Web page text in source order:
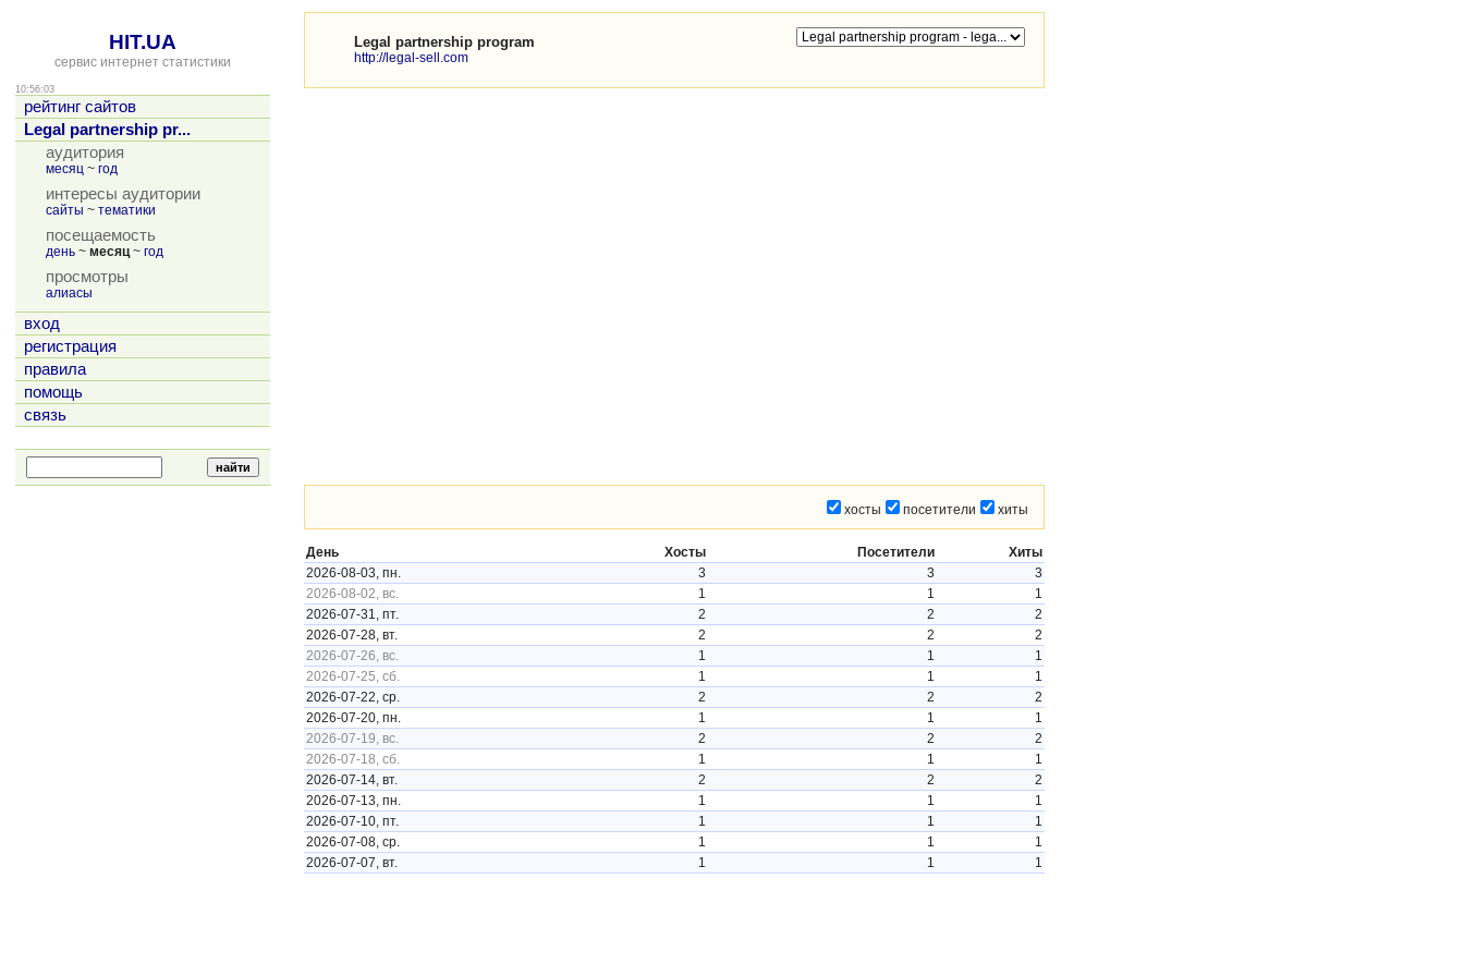
HIT.UA
сервис интернет статистики
10:56:03
рейтинг сайтов
Legal partnership pr...
аудитория
месяц ~ год
интересы аудитории
сайты ~ тематики
посещаемость
день ~ месяц~ год
просмотры
алиасы
вход
регистрация
правила
помощь
связь
Legal partnership program
http://legal-sell.com
хосты посетители хиты
День Хосты Посетители
Хиты
2026-08-03, пн.
3 3
3
2026-08-02, вс.
1 1
1
2026-07-31, пт.
2 2
2
2026-07-28, вт.
2 2
2
2026-07-26, вс.
1 1
1
2026-07-25, сб.
1 1
1
2026-07-22, ср.
2 2
2
2026-07-20, пн.
1 1
1
2026-07-19, вс.
2 2
2
2026-07-18, сб.
1 1
1
2026-07-14, вт.
2 2
2
2026-07-13, пн.
1 1
1
2026-07-10, пт.
1 1
1
2026-07-08, ср.
1 1
1
2026-07-07, вт.
1 1 1